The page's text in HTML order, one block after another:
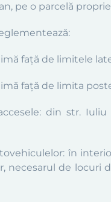
, pe o parcelă
față de limitele
față de limita
din str. Iuliu
în
necesarul de locuri